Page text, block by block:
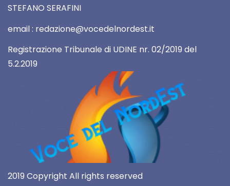
STEFANO SERAFINI
email : redazione@vocedelnordest.it
Registrazione Tribunale di UDINE nr. 02/2019 del
5.2.2019
2019 Copyright All rights reserved